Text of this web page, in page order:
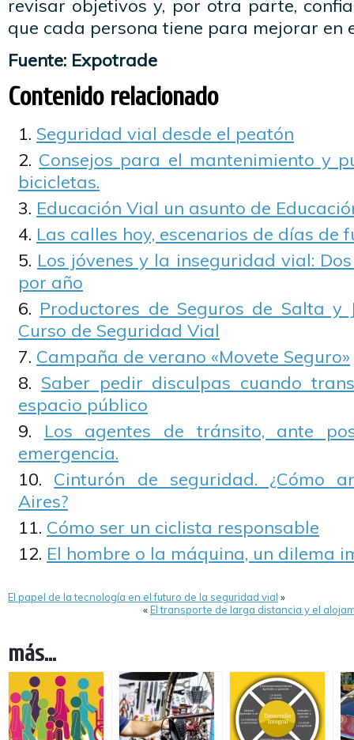
revisar objetivos y, por otra parte,
que cada persona tiene para mejorar en
Fuente: Expotrade
Contenido relacionado
Seguridad vial desde el peatón
Consejos para el mantenimiento y
bicicletas.
Educación Vial un asunto de
Las calles hoy, escenarios de días de
Los jóvenes y la inseguridad vial:
por año
Productores de Seguros de Salta y
Curso de Seguridad Vial
Campaña de verano «Movete Seguro»
Saber pedir disculpas cuando
espacio público
Los agentes de tránsito, ante
emergencia.
Cinturón de seguridad. ¿Cómo
Aires?
Cómo ser un ciclista responsable
El hombre o la máquina, un dilema
El papel de la tecnología en el futuro de la seguridad vial »
«El transporte de larga distancia y el
más...